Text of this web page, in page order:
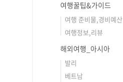
여행꿀팁&가이드
여행 준비물,경비예산
여행정보,리뷰
해외여행_아시아
발리
베트남